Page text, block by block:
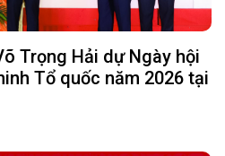
Trọng Hải dự Ngày hội
Tổ quốc năm 2026 tại